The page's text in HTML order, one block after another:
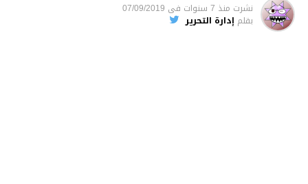
نشرت منذ 7 سنوات فى 07/09/2019
بقلم إدارة التحرير